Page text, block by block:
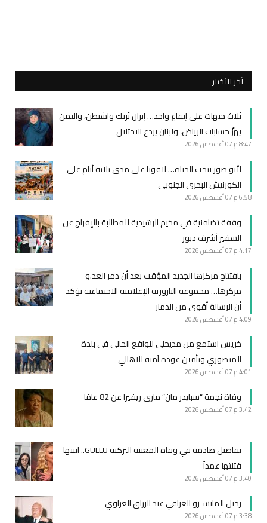
أخر الأخبار
ثلاث جبهات على إيقاع واحد… إيران تُربك واشنطن، واليمن
يهزّ حسابات الرياض، ولبنان يردع الاحتلال
8:47 م 07 أغسطس 2026
لأنو صور بتحب الحياة… لاقونا على مدى ثلاثة أيام على
الكورنيش البحري الجنوبي
6:58 م 07 أغسطس 2026
وقفة تضامنية في مخيم الرشيدية للمطالبة بالإفراج عن
السفير أشرف دبور
4:17 م 07 أغسطس 2026
بافتتاح مركزها الجديد المؤقت بعد أن دمر العد.و
مركزها… مجموعة البازورية الإعلامية الاجتماعية تؤكد
أن الرسالة أقوى من الدمار
4:09 م 07 أغسطس 2026
خريس استمع من مديحلي للواقع الحالي في بلدة
المنصوري وتأمين عودة آمنة للاهالي
4:01 م 07 أغسطس 2026
وفاة نجمة “سبايدر مان” ماري ريفيرا عن 82 عامًا
3:42 م 07 أغسطس 2026
تفاصيل صادمة في وفاة المغنية التركية GÜLLÜ.. ابنتها
قتلتها عمداً
3:40 م 07 أغسطس 2026
رحيل المايسترو العراقي عبد الرزاق العزاوي
3:38 م 07 أغسطس 2026